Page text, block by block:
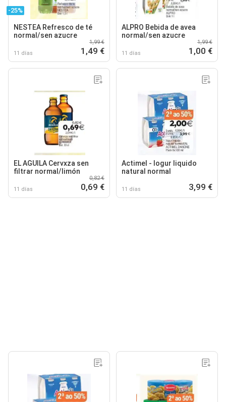
-25%
NESTEA Refresco de té
normal/sen azucre
11 días
1,99 €
1,49 €
ALPRO Bebida de avea
normal/sen azucre
11 días
1,99 €
1,00 €
EL AGUILA Cervxza sen
filtrar normal/limón
11 días
0,82 €
0,69 €
Actimel - logur liquido
natural normal
11 días 3,99 €